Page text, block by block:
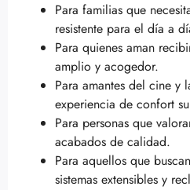
Para familias que
resistente para el día a
Para quienes aman
amplio y acogedor.
Para amantes del cine y
experiencia de confort
Para personas que
acabados de calidad.
Para aquellos que
sistemas extensibles y